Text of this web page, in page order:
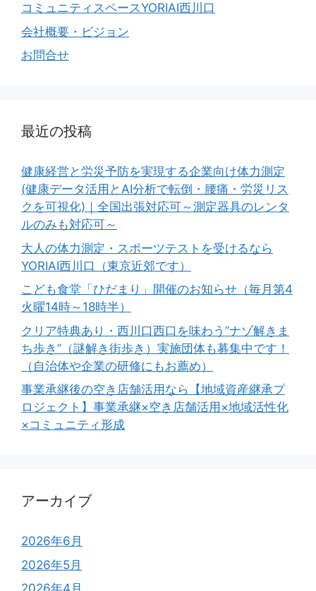
コミュニティスペースYORIAI西川口
会社概要・ビジョン
お問合せ
最近の投稿
健康経営と労災予防を実現する企業向け体力測定
(健康データ活用とAI分析で転倒・腰痛・労災リス
クを可視化)｜全国出張対応可～測定器具のレンタ
ルのみも対応可～
大人の体力測定・スポーツテストを受けるなら
YORIAI西川口（東京近郊です）
こども食堂「ひだまり」開催のお知らせ（毎月第4
火曜14時～18時半）
クリア特典あり・西川口西口を味わう”ナゾ解きま
ち歩き”（謎解き街歩き）実施団体も募集中です！
（自治体や企業の研修にもお薦め）
事業承継後の空き店舗活用なら【地域資産継承プ
ロジェクト】事業承継×空き店舗活用×地域活性化
×コミュニティ形成
アーカイブ
2026年6月
2026年5月
2026年4月